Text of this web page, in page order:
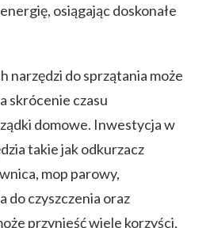
osiągając doskonałe
narzędzi do sprzątania może
skrócenie czasu
domowe. Inwestycja w
takie jak odkurzacz
mop parowy,
do czyszczenia oraz
przynieść wiele korzyści,